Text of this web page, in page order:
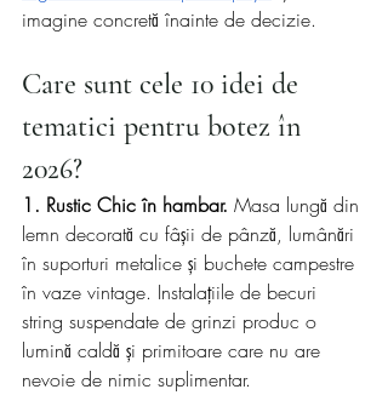
imagine concretă înainte de decizie.
Care sunt cele 10 idei de
tematici pentru botez în
2026?
1. Rustic Chic în hambar. Masa lungă din
lemn decorată cu fâșii de pânză, lumânări
în suporturi metalice și buchete campestre
în vaze vintage. Instalațiile de becuri
string suspendate de grinzi produc o
lumină caldă și primitoare care nu are
nevoie de nimic suplimentar.